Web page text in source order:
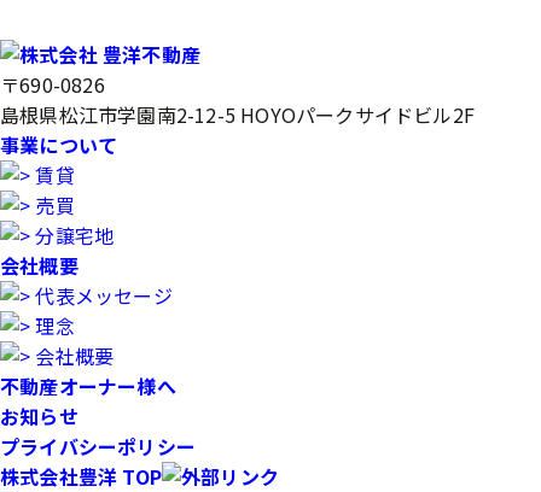
〒690-0826
島根県松江市学園南2-12-5 HOYOパークサイドビル2F
事業について
賃貸
売買
分譲宅地
会社概要
代表メッセージ
理念
会社概要
不動産オーナー様へ
お知らせ
プライバシーポリシー
株式会社豊洋 TOP